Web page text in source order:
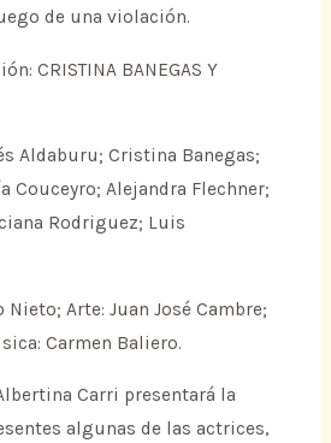
de una violación.
CRISTINA BANEGAS Y
Aldaburu; Cristina Banegas;
Couceyro; Alejandra Flechner;
Rodriguez; Luis
Arte: Juan José Cambre;
Carmen Baliero.
Carri presentará la
algunas de las actrices,